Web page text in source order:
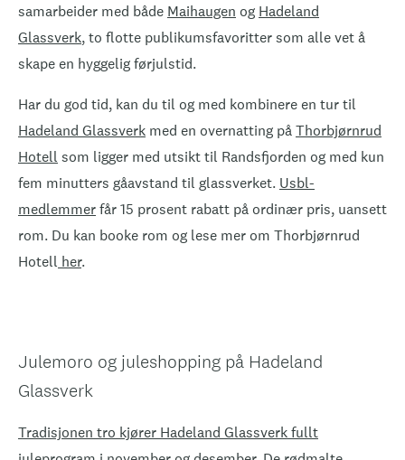
samarbeider med både Maihaugen og Hadeland
Glassverk, to flotte publikumsfavoritter som alle vet å
skape en hyggelig førjulstid.
Har du god tid, kan du til og med kombinere en tur til
Hadeland Glassverk med en overnatting påThorbjørnrud
Hotell som ligger med utsikt til Randsfjorden og med kun
fem minutters gåavstand til glassverket. Usbl-
medlemmerfår 15 prosent rabatt på ordinær pris, uansett
rom. Du kan booke rom og lese mer om Thorbjørnrud
Hotell her.
Julemoro og juleshopping på Hadeland
Glassverk
Tradisjonen tro kjører Hadeland Glassverk fullt